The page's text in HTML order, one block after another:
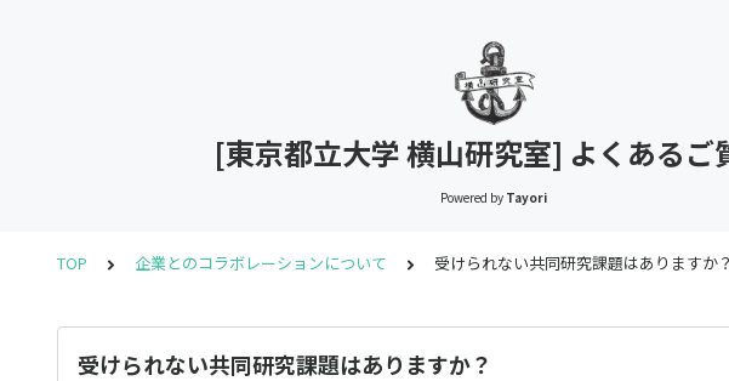
[東京都立大学 横山研究室] よくあるご
Powered by Tayori
TOP 企業とのコラボレーションについて 受けられない共同研究課題はありますか？
受けられない共同研究課題はありますか？